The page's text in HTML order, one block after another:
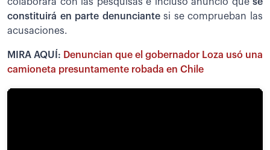
constituirá en parte denunciantesi se comprueban las
acusaciones.
MIRA AQUÍ: Denuncian que el gobernador Loza usó una
camioneta presuntamente robada en Chile